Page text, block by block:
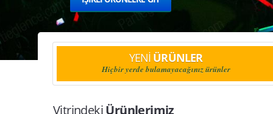
YENİ ÜRÜNLER
Hiçbir yerde bulamayacağınız ürünler
VitrindekiÜrünlerimiz